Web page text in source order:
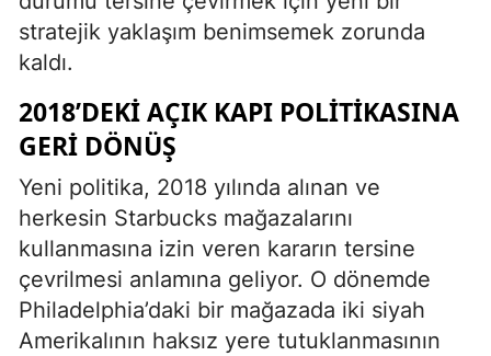
stratejik yaklaşım benimsemek zorunda
kaldı.
2018’DEKI AÇIK KAPI POLITIKASINA
GERI DÖNÜŞ
Yeni politika, 2018 yılında alınan ve
herkesin Starbucks mağazalarını
kullanmasına izin veren kararın tersine
çevrilmesi anlamına geliyor. O dönemde
Philadelphia’daki bir mağazada iki siyah
Amerikalının haksız yere tutuklanmasının